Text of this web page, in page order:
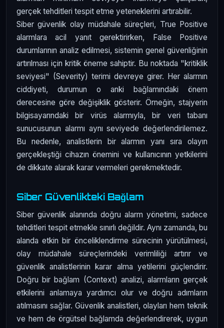
gerçek tehditleri tespit etme yeteneklerini artırabilir.
Siber güvenlik olay müdahale süreçleri, True Positive
alarmlara acil yanıt gerektirirken, False Positive
durumlarının analiz edilmesi, sistemin genel güvenliğinin
artırılması için kritik öneme sahiptir. Bu noktada "kritiklik
seviyesi" (Severity) terimi devreye girer. Her alarmın
ciddiyeti, durumun o anki bağlamındaki önem
derecesine göre değişiklik gösterir. Örneğin, stajyerin
bilgisayarındaki bir virüs alarmıyla, bir veri tabanı
sunucusunun alarmı aynı seviyede değerlendirilemez.
Bu nedenle, analistlerin bir alarmın yanı sıra olayın
gerçekleştiği cihazın önemini ve kullanıcının yetkilerini
de dikkate alarak karar vermeleri gerekmektedir.
Siber Güvenlikteki Bağlam
Siber güvenlik alanında doğru alarm yönetimi, sadece
tehditleri tespit etmekle sınırlı değildir. Aynı zamanda, bu
alanda etkin bir önceliklendirme sürecinin yürütülmesi,
olay müdahale süreçlerindeki verimliliği artırır ve
güvenlik analistlerinin karar alma yetilerini güçlendirir.
Doğru bir bağlam (Context) analizi, alarmların gerçek
etkilerini anlamaya yardımcı olur ve doğru adımların
atılmasını sağlar. Güvenlik analistleri, olayları hem teknik
ve hem de örgütsel bağlamda değerlendirerek, uygun